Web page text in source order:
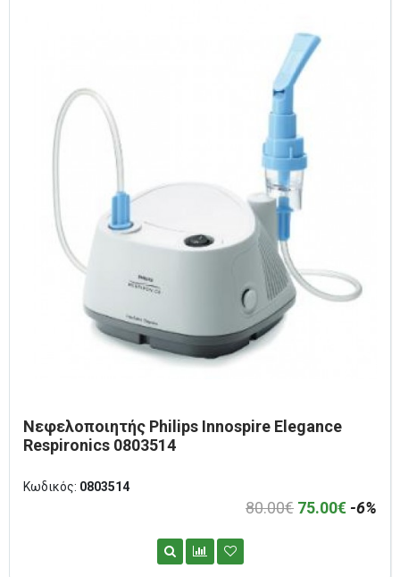
Νεφελοποιητής Philips Innospire Elegance
Respironics 0803514
Κωδικός: 0803514
80.00€ 75.00€ -6%